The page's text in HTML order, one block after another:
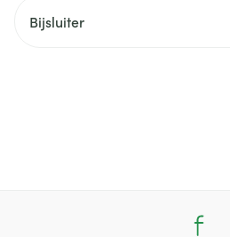
Bijsluiter